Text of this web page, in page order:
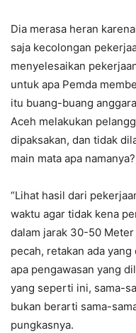
Dia merasa heran
saja kecolongan
menyelesaikan
untuk apa Pemda
itu buang-buang
Aceh melakukan
dipaksakan, dan tidak
main mata apa
“Lihat hasil dari
waktu agar tidak kena
dalam jarak 30-50
pecah, retakan ada
apa pengawasan yang
yang seperti ini, sama-
bukan berarti sama-
pungkasnya.